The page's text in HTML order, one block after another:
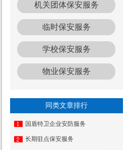
机关团体保安服务
临时保安服务
学校保安服务
物业保安服务
同类文章排行
国盾特卫企业安防服务
长期驻点保安服务